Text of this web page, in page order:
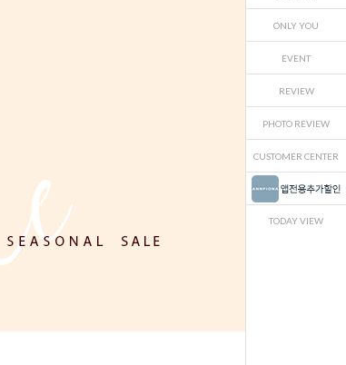
ONLY YOU
EVENT
REVIEW
PHOTO REVIEW
CUSTOMER CENTER
TODAY VIEW